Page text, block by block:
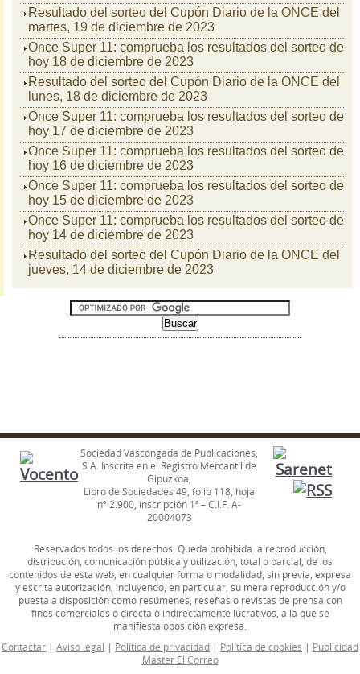
Resultado del sorteo del Cupón Diario de la ONCE del
martes, 19 de diciembre de 2023
Once Super 11: comprueba los resultados del sorteo de
hoy 18 de diciembre de 2023
Resultado del sorteo del Cupón Diario de la ONCE del
lunes, 18 de diciembre de 2023
Once Super 11: comprueba los resultados del sorteo de
hoy 17 de diciembre de 2023
Once Super 11: comprueba los resultados del sorteo de
hoy 16 de diciembre de 2023
Once Super 11: comprueba los resultados del sorteo de
hoy 15 de diciembre de 2023
Once Super 11: comprueba los resultados del sorteo de
hoy 14 de diciembre de 2023
Resultado del sorteo del Cupón Diario de la ONCE del
jueves, 14 de diciembre de 2023
Sociedad Vascongada de Publicaciones,
S.A. Inscrita en el Registro Mercantil de
Gipuzkoa,
Libro de Sociedades 49, folio 118, hoja
nº 2.900, inscripción 1ª – C.I.F. A-
20004073
Reservados todos los derechos. Queda prohibida la reproducción,
distribución, comunicación pública y utilización, total o parcial, de los
contenidos de esta web, en cualquier forma o modalidad, sin previa, expresa
y escrita autorización, incluyendo, en particular, su mera reproducción y/o
puesta a disposición como resúmenes, reseñas o revistas de prensa con
fines comerciales o directa o indirectamente lucrativos, a la que se
manifiesta oposición expresa.
Contactar | Aviso legal | Política de privacidad | Política de cookies | Publicidad
Master El Correo